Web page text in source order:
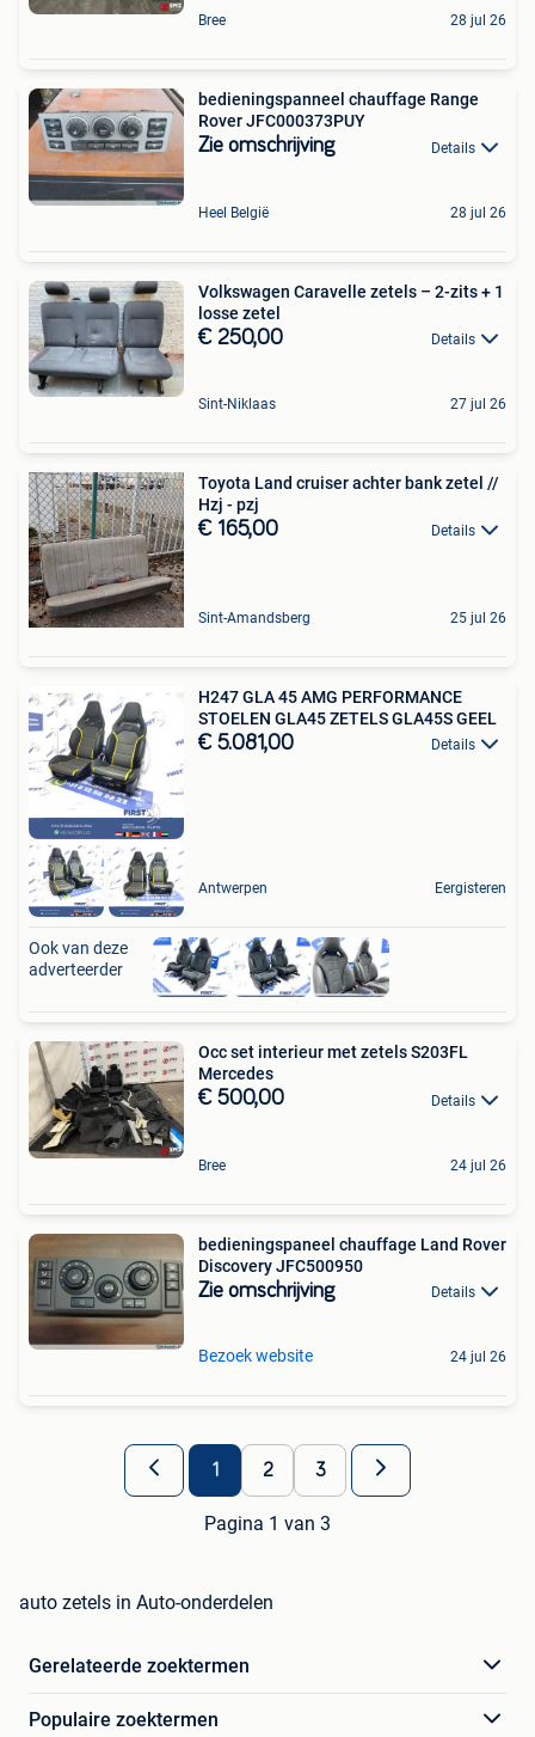
Bree 28 jul 26
bedieningspanneel chauffage Range
Rover JFC000373PUY
Zie omschrijving Details
Heel België 28 jul 26
Volkswagen Caravelle zetels – 2-zits + 1
losse zetel
€ 250,00 Details
Sint-Niklaas 27 jul 26
Toyota Land cruiser achter bank zetel //
Hzj - pzj
€ 165,00 Details
Sint-Amandsberg 25 jul 26
H247 GLA 45 AMG PERFORMANCE
STOELEN GLA45 ZETELS GLA45S GEEL
€ 5.081,00 Details
Antwerpen Eergisteren
Ook van deze
adverteerder
Occ set interieur met zetels S203FL
Mercedes
€ 500,00 Details
Bree 24 jul 26
bedieningspaneel chauffage Land Rover
Discovery JFC500950
Zie omschrijving Details
Bezoek website 24 jul 26
1 2 3
Pagina 1 van 3
auto zetels in Auto-onderdelen
Gerelateerde zoektermen
Populaire zoektermen